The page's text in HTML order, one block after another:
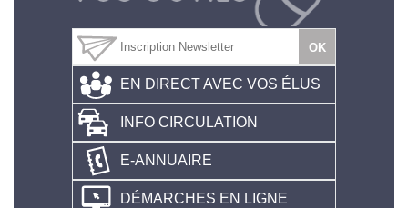
EN DIRECT AVEC VOS ÉLUS
INFO CIRCULATION
E-ANNUAIRE
DÉMARCHES EN LIGNE